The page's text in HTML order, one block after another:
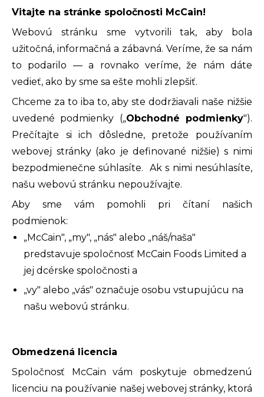
Vitajte na stránke spoločnosti McCain!
Webovú stránku sme vytvorili tak, aby bola
užitočná, informačná a zábavná. Veríme, že sa nám
to podarilo — a rovnako veríme, že nám dáte
vedieť, ako by sme sa ešte mohli zlepšiť.
Chceme za to iba to, aby ste dodržiavali naše nižšie
uvedené podmienky („Obchodné podmienky").
Prečítajte si ich dôsledne, pretože používaním
webovej stránky (ako je definované nižšie) s nimi
bezpodmienečne súhlasíte. Ak s nimi nesúhlasíte,
našu webovú stránku nepoužívajte.
Aby sme vám pomohli pri čítaní našich
podmienok:
„McCain", „my", „nás" alebo „náš/naša"
predstavuje spoločnosť McCain Foods Limited a
jej dcérske spoločnosti a
„vy" alebo „vás" označuje osobu vstupujúcu na
našu webovú stránku.
Obmedzená licencia
Spoločnosť McCain vám poskytuje obmedzenú
licenciu na používanie našej webovej stránky, ktorá